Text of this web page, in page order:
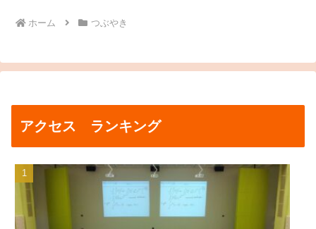
ホーム つぶやき
アクセス ランキング